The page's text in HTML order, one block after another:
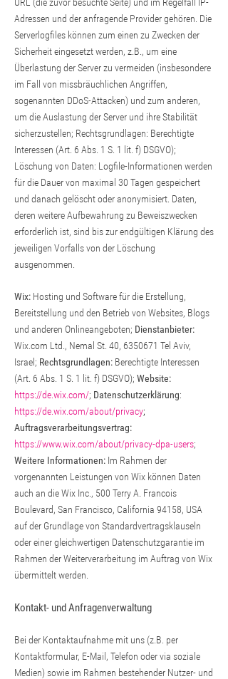
Adressen und der anfragende Provider gehören. Die
Serverlogfiles können zum einen zu Zwecken der
Sicherheit eingesetzt werden, z.B., um eine
Überlastung der Server zu vermeiden (insbesondere
im Fall von missbräuchlichen Angriffen,
sogenannten DDoS-Attacken) und zum anderen,
um die Auslastung der Server und ihre Stabilität
sicherzustellen; Rechtsgrundlagen: Berechtigte
Interessen (Art. 6 Abs. 1 S. 1 lit. f) DSGVO);
Löschung von Daten: Logfile-Informationen werden
für die Dauer von maximal 30 Tagen gespeichert
und danach gelöscht oder anonymisiert. Daten,
deren weitere Aufbewahrung zu Beweiszwecken
erforderlich ist, sind bis zur endgültigen Klärung des
jeweiligen Vorfalls von der Löschung
ausgenommen.
Wix: Hosting und Software für die Erstellung,
Bereitstellung und den Betrieb von Websites, Blogs
und anderen Onlineangeboten; Dienstanbieter:
Wix.com Ltd., Nemal St. 40, 6350671 Tel Aviv,
Israel; Rechtsgrundlagen: Berechtigte Interessen
(Art. 6 Abs. 1 S. 1 lit. f) DSGVO); Website:
https://de.wix.com/; Datenschutzerklärung:
https://de.wix.com/about/privacy;
Auftragsverarbeitungsvertrag:
https://www.wix.com/about/privacy-dpa-users;
Weitere Informationen: Im Rahmen der
vorgenannten Leistungen von Wix können Daten
auch an die Wix Inc., 500 Terry A. Francois
Boulevard, San Francisco, California 94158, USA
auf der Grundlage von Standardvertragsklauseln
oder einer gleichwertigen Datenschutzgarantie im
Rahmen der Weiterverarbeitung im Auftrag von Wix
übermittelt werden.
Kontakt- und Anfragenverwaltung
Bei der Kontaktaufnahme mit uns (z.B. per
Kontaktformular, E-Mail, Telefon oder via soziale
Medien) sowie im Rahmen bestehender Nutzer- und